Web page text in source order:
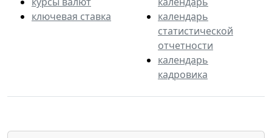
ключевая ставка
календарь
статистической
отчетности
календарь
кадровика